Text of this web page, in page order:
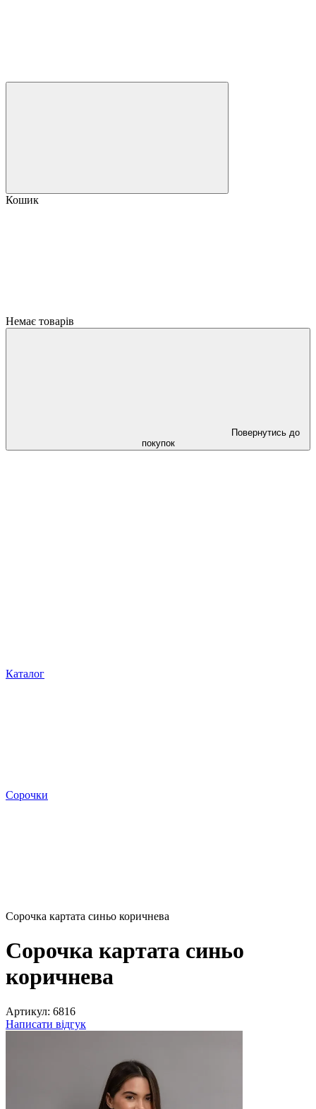
Кошик
Немає товарів
Повернутись до
покупок
Каталог
Сорочки
Сорочка картата синьо коричнева
Сорочка картата синьо
коричнева
Артикул: 6816
Написати відгук